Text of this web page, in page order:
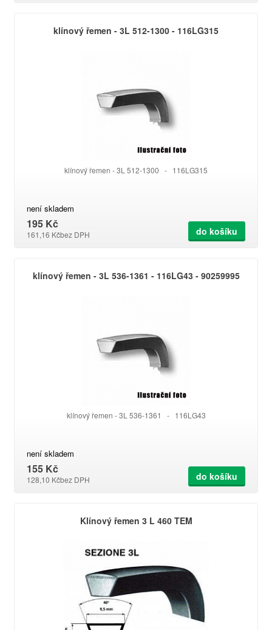
klínový řemen - 3L 512-1300 - 116LG315
klínový řemen - 3L 512-1300 - 116LG315
není skladem
195 Kč
161,16 Kčbez DPH do košíku
klínový řemen - 3L 536-1361 - 116LG43 - 90259995
klínový řemen - 3L 536-1361 - 116LG43
není skladem
155 Kč
128,10 Kčbez DPH do košíku
Klínový řemen 3 L 460 TEM